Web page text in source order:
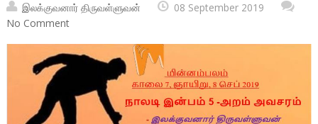
இலக்குவனார் திருவள்ளுவன்
08 September 2019
No Comment